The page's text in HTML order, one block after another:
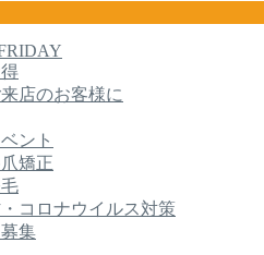
店のお客様に
ント
矯正
コロナウイルス対策
集